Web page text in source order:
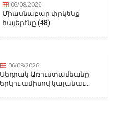
06/08/2026
Միասնաբար փրկենք
հայերէնը (48)
06/08/2026
Սեդրակ Առուստամեանը
երկու ամիսով կալանաւ...